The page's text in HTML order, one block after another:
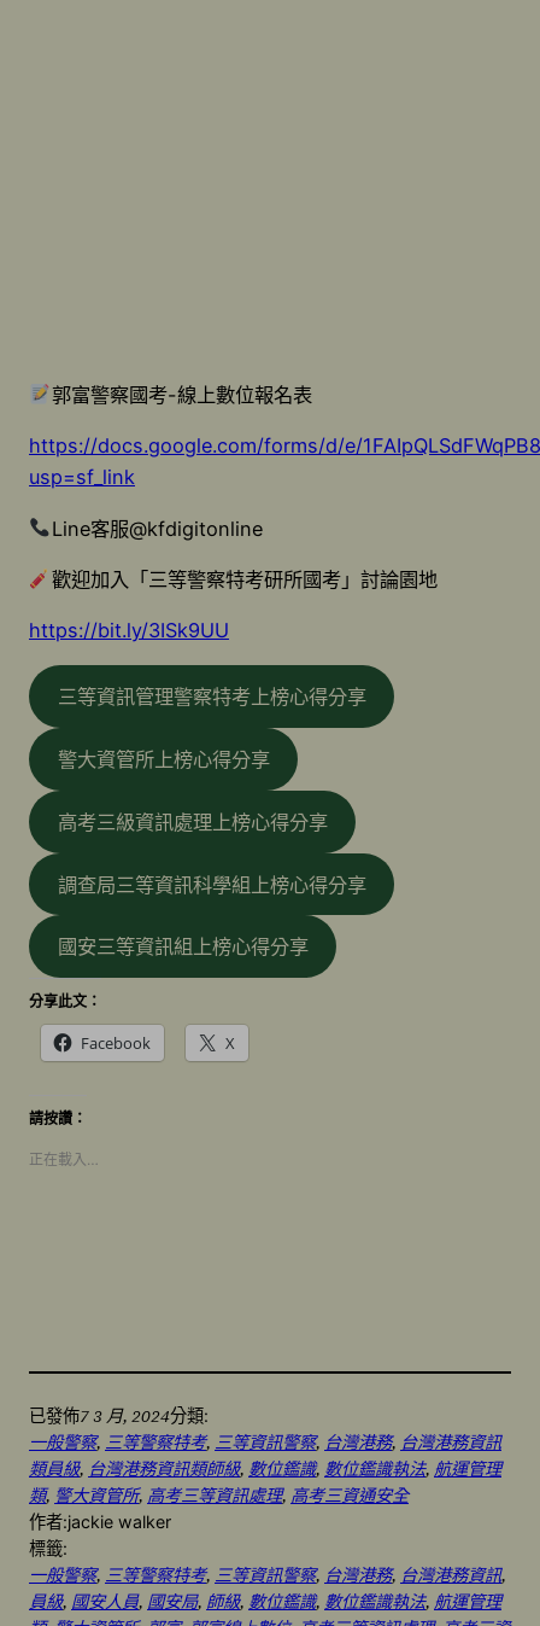
郭富警察國考-線上數位報名表
https://docs.google.com/forms/d/e/
usp=sf_link
Line客服@kfdigitonline
歡迎加入「三等警察特考研所國考」討論園地
https://bit.ly/3ISk9UU
三等資訊管理警察特考上榜心得分享
警大資管所上榜心得分享
高考三級資訊處理上榜心得分享
調查局三等資訊科學組上榜心得分享
國安三等資訊組上榜心得分享
分享此文：
Facebook X
請按讚：
正在載入…
已發佈7 3 月, 2024分類:
一般警察, 三等警察特考, 三等資訊警察, 台灣港務, 台灣港務資訊
類員級, 台灣港務資訊類師級, 數位鑑識, 數位鑑識執法, 航運管理
類, 警大資管所, 高考三等資訊處理, 高考三資通安全
作者:jackie walker
標籤:
一般警察, 三等警察特考, 三等資訊警察, 台灣港務, 台灣港務資訊
員級, 國安人員, 國安局, 師級, 數位鑑識, 數位鑑識執法, 航運管理